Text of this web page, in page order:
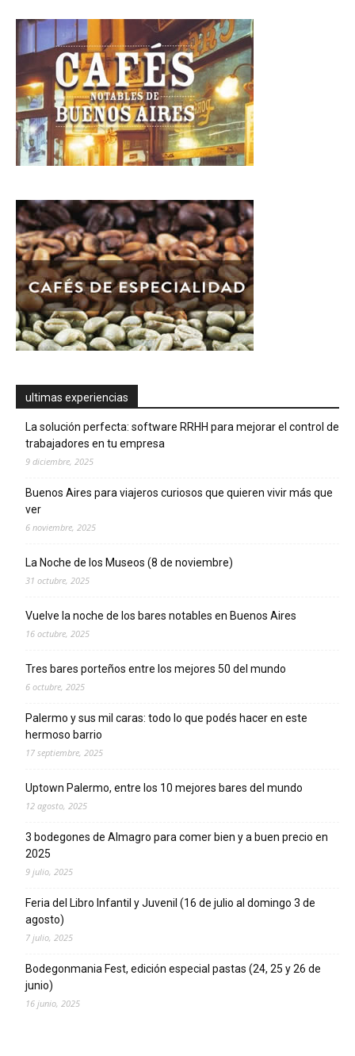
ultimas experiencias
La solución perfecta: software RRHH para mejorar el control de
trabajadores en tu empresa
9 diciembre, 2025
Buenos Aires para viajeros curiosos que quieren vivir más que
ver
6 noviembre, 2025
La Noche de los Museos (8 de noviembre)
31 octubre, 2025
Vuelve la noche de los bares notables en Buenos Aires
16 octubre, 2025
Tres bares porteños entre los mejores 50 del mundo
6 octubre, 2025
Palermo y sus mil caras: todo lo que podés hacer en este
hermoso barrio
17 septiembre, 2025
Uptown Palermo, entre los 10 mejores bares del mundo
12 agosto, 2025
3 bodegones de Almagro para comer bien y a buen precio en
2025
9 julio, 2025
Feria del Libro Infantil y Juvenil (16 de julio al domingo 3 de
agosto)
7 julio, 2025
Bodegonmania Fest, edición especial pastas (24, 25 y 26 de
junio)
16 junio, 2025